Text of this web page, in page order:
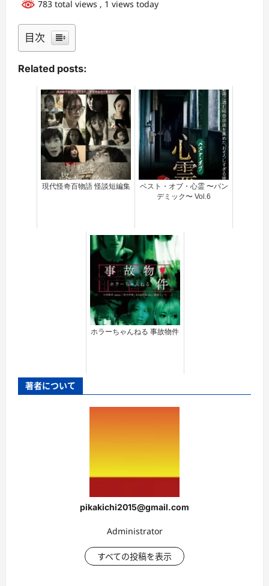
783 total views , 1 views today
目次
Related posts:
現代怪奇百物語 怪談短編集
ベスト・オブ・心霊 〜パン
デミック〜 Vol.6
ホラーちゃんねる 事故物件
著者について
pikakichi2015@gmail.com
Administrator
すべての投稿を表示